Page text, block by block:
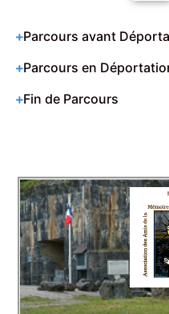
Parcours avant
Parcours en
Fin de Parcours